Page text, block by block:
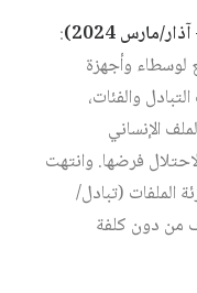
:
وأجهزة
والفئات،
الإنساني
فرضها. وانتهت
الملفات (تبادل/
من دون كلفة